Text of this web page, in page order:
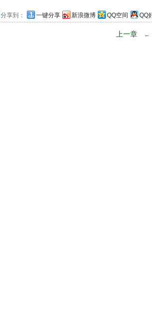
分享到： 一键分享 新浪微博 QQ空间 QQ
上一章 ←